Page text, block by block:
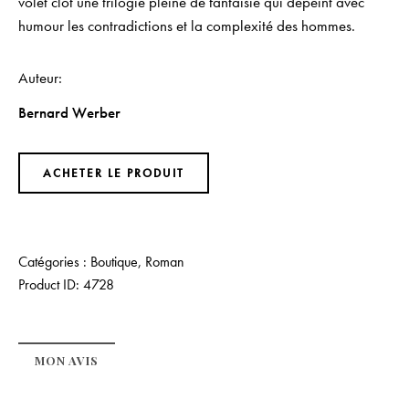
humour les contradictions et la complexité des hommes.
Auteur
Bernard Werber
ACHETER LE PRODUIT
Catégories : Boutique, Roman
Product ID: 4728
MON AVIS